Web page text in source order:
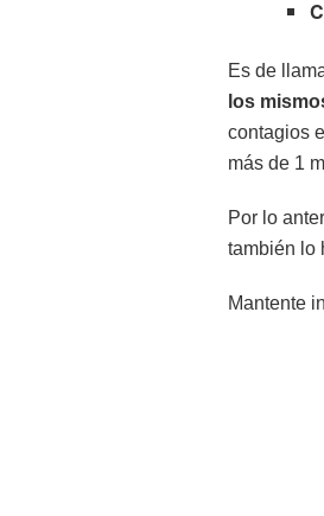
Es de
los
contagios
más de 1
Por lo
también lo
Mantente